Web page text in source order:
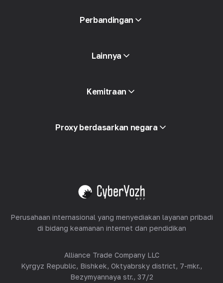
Buku gratis
Perbandingan
Lainnya
Akses API
Kemitraan
Program Mitra
Proxy berdasarkan negara
Lihat semua
Perusahaan internasional yang menyediakan layanan pribadi
di bidang keamanan internet dan pendidikan
Alliance Trade Company LLC
Kyrgyz Republic, Bishkek, Oktyabrsky district, 7-mkr.,
Bezymyannaya str., 37/2